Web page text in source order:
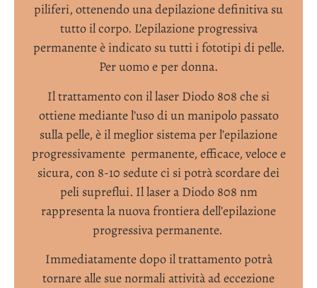
piliferi, ottenendo una depilazione definitiva su
tutto il corpo. L’epilazione progressiva
permanente è indicato su tutti i fototipi di pelle.
Per uomo e per donna.
Il trattamento con il laser Diodo 808 che si
ottiene mediante l’uso di un manipolo passato
sulla pelle, è il meglior sistema per l’epilazione
progressivamente permanente, efficace, veloce e
sicura, con 8-10 sedute ci si potrà scordare dei
peli supreflui. Il laser a Diodo 808 nm
rappresenta la nuova frontiera dell’epilazione
progressiva permanente.
Immediatamente dopo il trattamento potrà
tornare alle sue normali attività ad eccezione